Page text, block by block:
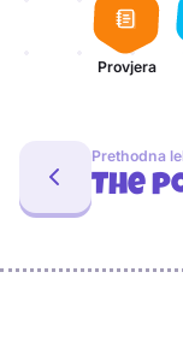
Provjera
Prethodna
The